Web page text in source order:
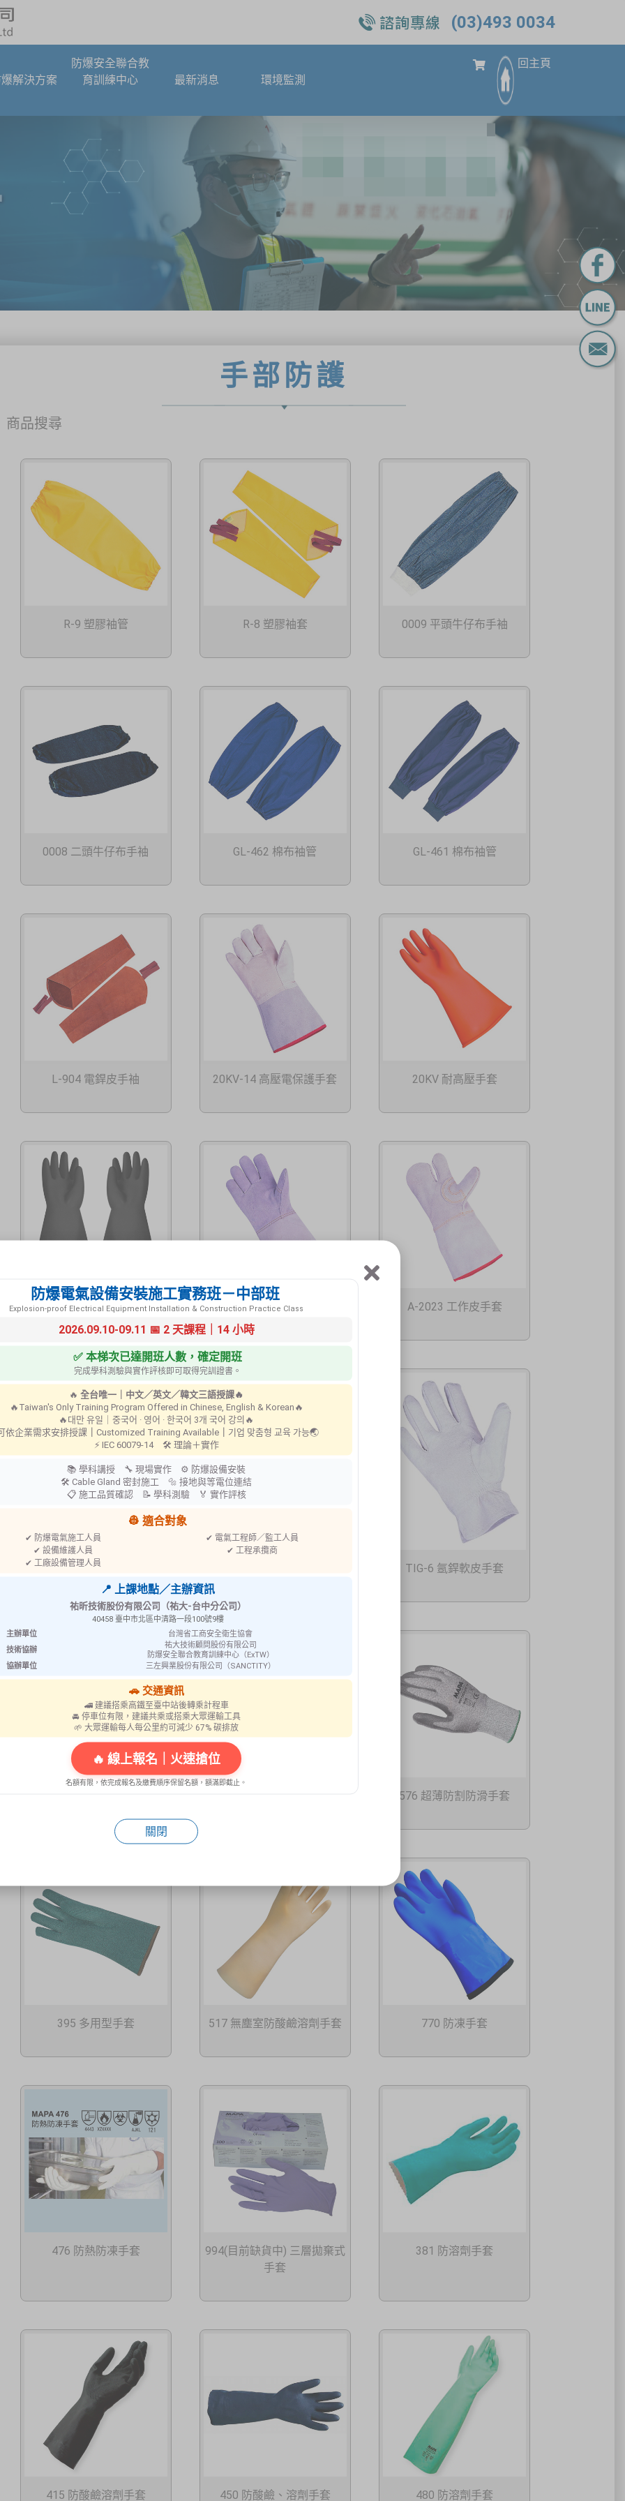
(03)493 0034
解決方案
防爆安全聯合教
育訓練中心
最新消息 環境監測
回主頁
手部防護
商品搜尋
R-9 塑膠袖管 R-8 塑膠袖套 0009 平頭牛仔布手袖
0008 二頭牛仔布手袖 GL-462 棉布袖管 GL-461 棉布袖管
L-904 電銲皮手袖 20KV-14 高壓電保護手套 20KV 耐高壓手套
5KV 低壓手套 A-2025 工作皮手套 A-2023 工作皮手套
TIG-14 氬銲軟皮手套 TIG-8 氬銲軟皮手套
TIG-6 氬銲軟皮手套
576 超薄防割防滑手套
395 多用型手套 517 無塵室防酸鹼溶劑手套 770 防凍手套
476 防熱防凍手套
994(目前缺貨中) 三層拋棄式
手套
381 防溶劑手套
415 防酸鹼溶劑手套 450 防酸鹼、溶劑手套 480 防溶劑手套
防爆電氣設備安裝施工實務班－中部班
Explosion-proof Electrical Equipment Installation & Construction Practice Class
2026.09.10-09.11 📅 2 天課程｜14 小時
✅ 本梯次已達開班人數，確定開班
完成學科測驗與實作評核即可取得完訓證書。
🔥 全台唯一｜中文／英文／韓文三語授課🔥
🔥Taiwan's Only Training Program Offered in Chinese, English & Korean🔥
🔥대만 유일｜중국어 · 영어 · 한국어 3개 국어 강의🔥
依企業需求安排授課｜ Customized Training Available｜ 기업 맞춤형 교육 가능🌏
⚡ IEC 60079-14 🛠 理論＋實作
📚 學科講授 🔧 現場實作 ⚙ 防爆設備安裝
🛠 Cable Gland 密封施工 🔩 接地與等電位連結
📋 施工品質確認 📝 學科測驗 🏅 實作評核
👷 適合對象
✔ 防爆電氣施工人員
✔ 電氣工程師／監工人員
✔ 設備維護人員
✔ 工程承攬商
✔ 工廠設備管理人員
📍 上課地點／主辦資訊
祐昕技術股份有限公司（祐大-台中分公司）
40458 臺中市北區中清路一段100號9樓
主辦單位
台灣省工商安全衛生協會
技術協辦
祐大技術顧問股份有限公司
防爆安全聯合教育訓練中心（ExTW）
協辦單位
三左興業股份有限公司（SANCTITY）
🚗 交通資訊
🚄 建議搭乘高鐵至臺中站後轉乘計程車
🚘 停車位有限，建議共乘或搭乘大眾運輸工具
🌱 大眾運輸每人每公里約可減少 67% 碳排放
🔥 線上報名｜火速搶位
名額有限，依完成報名及繳費順序保留名額，額滿即截止。
關閉